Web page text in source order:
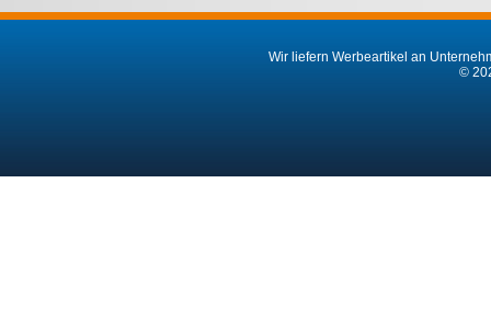
Wir liefern Werbeartikel an
©